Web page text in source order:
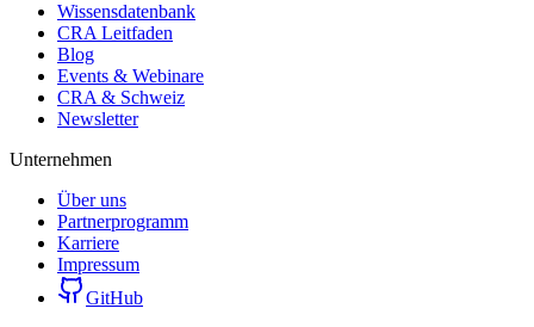
Wissensdatenbank
CRA Leitfaden
Blog
Events & Webinare
CRA & Schweiz
Newsletter
Unternehmen
Über uns
Partnerprogramm
Karriere
Impressum
GitHub